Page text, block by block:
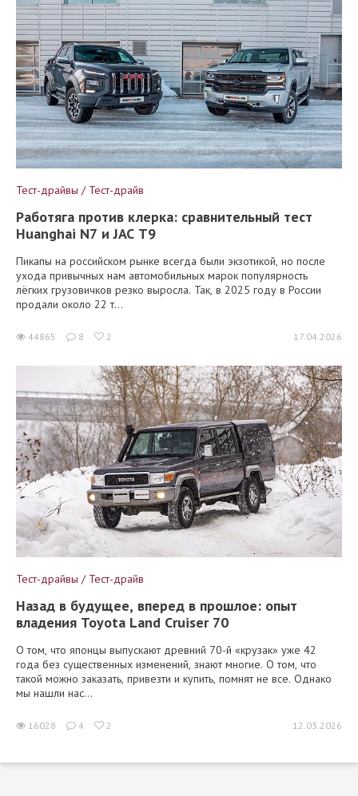
Тест-драйвы / Тест-драйв
Работяга против клерка: сравнительный тест
Huanghai N7 и JAC T9
Пикапы на российском рынке всегда были экзотикой, но после
ухода привычных нам автомобильных марок популярность
лёгких грузовичков резко выросла. Так, в 2025 году в России
продали около 22 т...
44865 8 2 17.04.2026
Тест-драйвы / Тест-драйв
Назад в будущее, вперед в прошлое: опыт
владения Toyota Land Cruiser 70
О том, что японцы выпускают древний 70-й «крузак» уже 42
года без существенных изменений, знают многие. О том, что
такой можно заказать, привезти и купить, помнят не все. Однако
мы нашли нас...
16028 4 2 12.03.2026